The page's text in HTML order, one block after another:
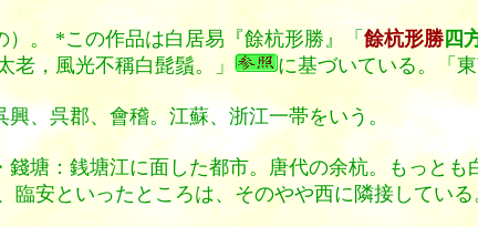
。 *この作品は白居易『餘杭形勝』「餘杭形勝四
老，風光不稱白髭鬚。」 に基づいている。「
、呉郡、會稽。江蘇、浙江一帯をいう。
塘：銭塘江に面した都市。唐代の余杭。もっとも
臨安といったところは、そのやや西に隣接している